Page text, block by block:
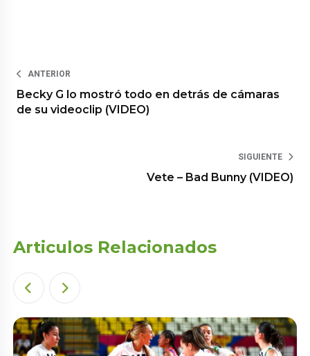
ANTERIOR
Becky G lo mostró todo en detrás de cámaras
de su videoclip (VIDEO)
SIGUIENTE
Vete – Bad Bunny (VIDEO)
Articulos Relacionados